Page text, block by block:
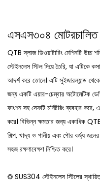
এসএস৩০৪ মোটরচালিত
QTB স্লাজ ডিওয়াটারিং মেশিনটি
স্টেইনলেস স্টিল দিয়ে তৈরি, যা এটিকে
আদর্শ করে তোলে। এটি সুইজারল্যান্ড
জন্য একটি এয়ার-চেম্বার অটোমেটিক
ফাংশন সহ সেফটি মনিটরিং ব্যবহার
করে। বিভিন্ন ক্ষমতার জন্য একাধিক
শিল্প, খাদ্য ও পানীয় এবং পৌর বর্জ্য
সহজ রক্ষণাবেক্ষণ নিশ্চিত করে।
◎ SUS304 স্টেইনলেস স্টিলের